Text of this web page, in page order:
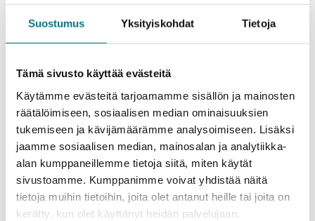
Suostumus Yksityiskohdat Tietoja
Tämä sivusto käyttää evästeitä
Käytämme evästeitä tarjoamamme sisällön ja mainosten
räätälöimiseen, sosiaalisen median ominaisuuksien
tukemiseen ja kävijämäärämme analysoimiseen. Lisäksi
jaamme sosiaalisen median, mainosalan ja analytiikka-
alan kumppaneillemme tietoja siitä, miten käytät
sivustoamme. Kumppanimme voivat yhdistää näitä
tietoja muihin tietoihin, joita olet antanut heille tai joita on
kerätty, kun olet käyttänyt heidän palvelujaan.
Bachelor's Degree in
Hakuaika
7.1.–21.1.2026
LISÄÄ TIETOA